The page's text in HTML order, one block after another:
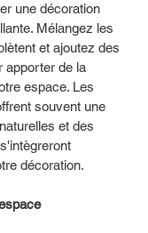
une décoration
Mélangez les
et ajoutez des
apporter de la
espace. Les
souvent une
et des
décoration.